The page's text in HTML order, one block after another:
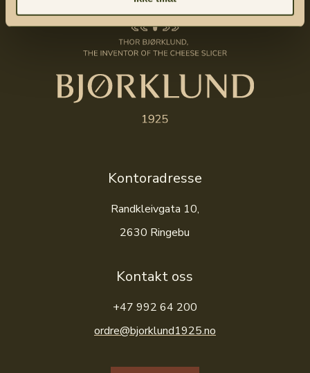
Kontoradresse
Randkleivgata 10,
2630 Ringebu
Kontakt oss
+47 992 64 200
ordre@bjorklund1925.no